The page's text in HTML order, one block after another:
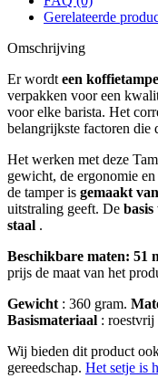
Gerelateerde
Omschrijving
Er wordt een
verpakken voor een
voor elke barista. Het
belangrijkste factoren
Het werken met deze
gewicht, de ergonomie
de tamper is gemaakt
uitstraling geeft. De basis
staal .
Beschikbare maten: 51
prijs de maat van het
Gewicht : 360 gram.
Basismateriaal : roestvrij
Wij bieden dit product
gereedschap. Het setje is